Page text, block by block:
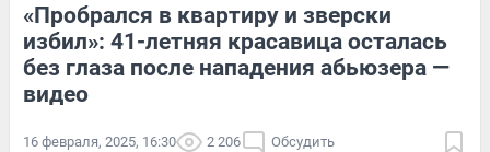
«Пробрался в квартиру и зверски
избил»: 41-летняя красавица осталась
без глаза после нападения абьюзера —
видео
16 февраля, 2025, 16:30 2 206 Обсудить